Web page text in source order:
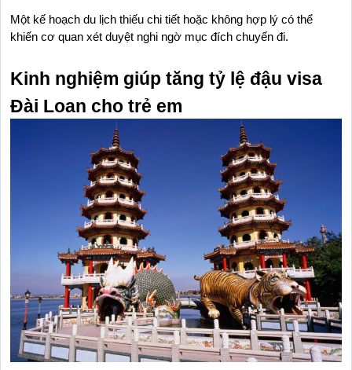
Một kế hoạch du lịch thiếu chi tiết hoặc không hợp lý có thể
khiến cơ quan xét duyệt nghi ngờ mục đích chuyến đi.
Kinh nghiệm giúp tăng tỷ lệ đậu visa
Đài Loan cho trẻ em